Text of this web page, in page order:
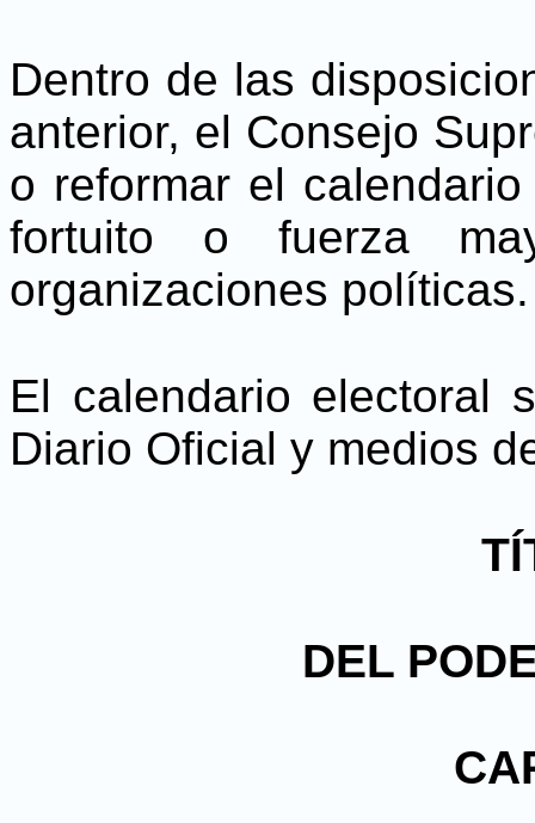
Dentro de las
anterior, el Consejo
o reformar el
fortuito o fuerza
organizaciones políticas.
El calendario electoral
Diario Oficial y medios
DEL